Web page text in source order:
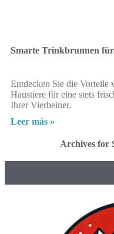
Smarte Trinkbrunnen
Entdecken Sie die Vorteile
Haustiere für eine stets
Ihrer Vierbeiner.
Leer más »
Archives for